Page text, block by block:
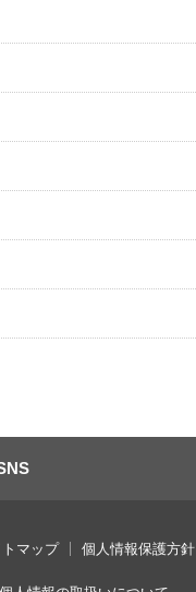
マップ 個人情報保護方針